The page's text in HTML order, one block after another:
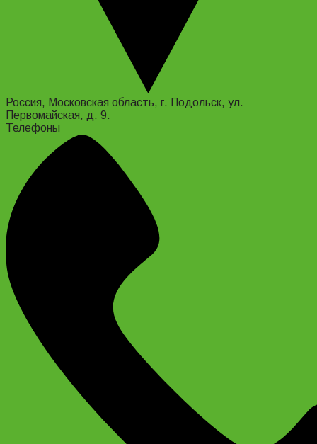
Россия, Московская область, г. Подольск, ул.
Первомайская, д. 9.
Телефоны